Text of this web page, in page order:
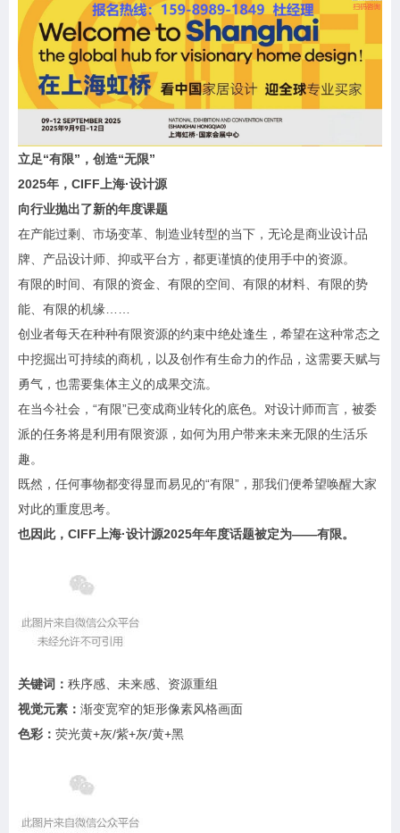
立足“有限”，创造“无限”
2025年，CIFF上海·设计源
向行业抛出了新的年度课题
在产能过剩、市场变革、制造业转型的当下，无论是商业设计品
牌、产品设计师、抑或平台方，都更谨慎的使用手中的资源。
有限的时间、有限的资金、有限的空间、有限的材料、有限的势
能、有限的机缘……
创业者每天在种种有限资源的约束中绝处逢生，希望在这种常态之
中挖掘出可持续的商机，以及创作有生命力的作品，这需要天赋与
勇气，也需要集体主义的成果交流。
在当今社会，“有限”已变成商业转化的底色。对设计师而言，被委
派的任务将是利用有限资源，如何为用户带来未来无限的生活乐
趣。
既然，任何事物都变得显而易见的“有限”，那我们便希望唤醒大家
对此的重度思考。
也因此，CIFF上海·设计源2025年年度话题被定为——有限。
关键词： 秩序感、未来感、资源重组
视觉元素： 渐变宽窄的矩形像素风格画面
色彩： 荧光黄+灰/紫+灰/黄+黑